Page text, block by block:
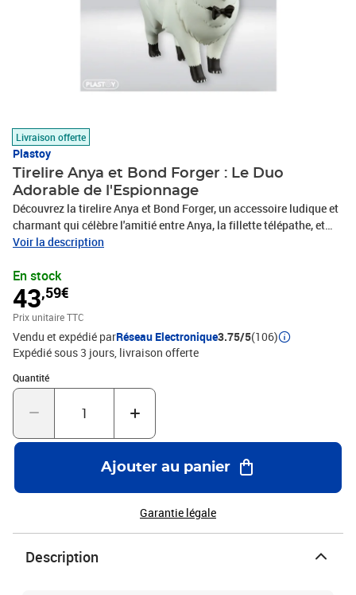
Livraison offerte
Plastoy
Tirelire Anya et Bond Forger : Le Duo
Adorable de l'Espionnage
Découvrez la tirelire Anya et Bond Forger, un accessoire ludique et
charmant qui célèbre l'amitié entre Anya, la fillette télépathe, et
son chien fidèle, Bond. Ce duo improbable fusionne innocence et
soigneusement conçus, cette tirelire ne se contente pas de garder
vos économies, elle évoque également les aventures captivantes
de la série. Un ajout parfait pour les fans d'Anya et Bond, elle
ajoute une touche d'émotion et de charme à n'importe quelle pièce.
Voir la description
En stock
43,59€
Prix unitaire TTC
Vendu et expédié parRéseau Electronique3.75/5(106)
Expédié sous 3 jours livraison offerte
Quantité
Quantité : 1
Ajouter au panier
Garantie légale
Description